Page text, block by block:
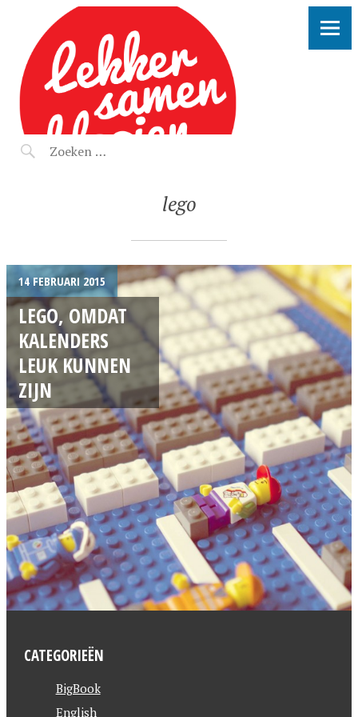
LEKKER SAMEN KLOOIEN
lego
14 FEBRUARI 2015
LEGO, OMDAT
KALENDERS
LEUK KUNNEN
ZIJN
CATEGORIEËN
BigBook
English